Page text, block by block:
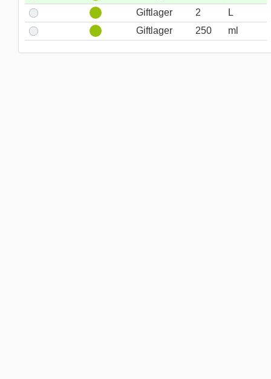
Giftlager
2
L
Giftlager
250 ml